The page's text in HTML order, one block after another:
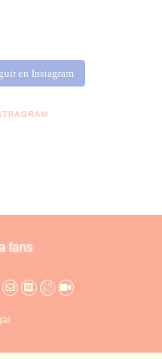
en Instagram
fans